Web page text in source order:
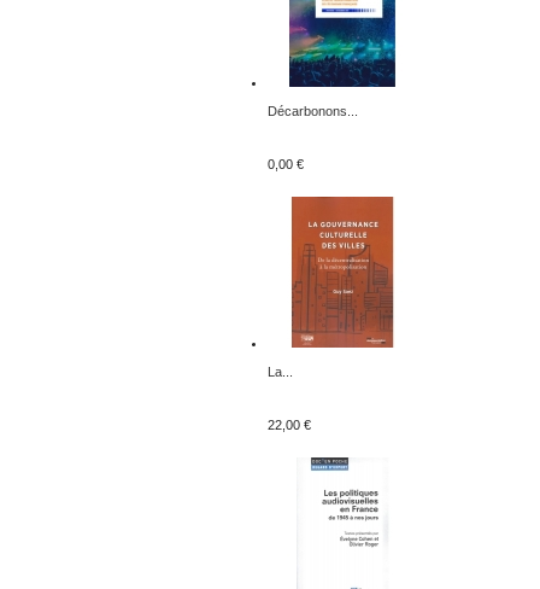
Décarbonons...
0,00 €
La...
22,00 €